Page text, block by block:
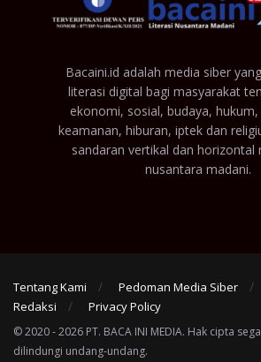
Bacaini.id adalah media siber
literasi digital bagi masyarakat
ekonomi, sosial, budaya,
keamanan, hiburan, iptek dan
sandaran vertikal dan horizontal
nusantara madani.
Tentang Kami Pedoman Media Siber
Redaksi
Privacy Policy
© 2020 - 2026 PT. BACA INI MEDIA. Hak cipta
dilindungi undang-undang.